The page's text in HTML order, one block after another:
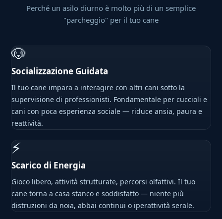
Perché un asilo diurno è molto più di un semplice
"parcheggio" per il tuo cane
🐶
Socializzazione Guidata
Il tuo cane impara a interagire con altri cani sotto la
supervisione di professionisti. Fondamentale per cuccioli e
cani con poca esperienza sociale — riduce ansia, paura e
reattività.
⚡
Scarico di Energia
Gioco libero, attività strutturate, percorsi olfattivi. Il tuo
cane torna a casa stanco e soddisfatto — niente più
distruzioni da noia, abbai continui o iperattività serale.